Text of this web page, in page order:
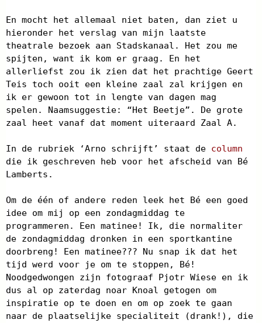
En mocht het allemaal niet baten, dan ziet u
hieronder het verslag van mijn laatste
theatrale bezoek aan Stadskanaal. Het zou me
spijten, want ik kom er graag. En het
allerliefst zou ik zien dat het prachtige Geert
Teis toch ooit een kleine zaal zal krijgen en
ik er gewoon tot in lengte van dagen mag
spelen. Naamsuggestie: “Het Beetje”. De grote
zaal heet vanaf dat moment uiteraard Zaal A.
In de rubriek ‘Arno schrijft’ staat de column
die ik geschreven heb voor het afscheid van Bé
Lamberts.
Om de één of andere reden leek het Bé een goed
idee om mij op een zondagmiddag te
programmeren. Een matinee! Ik, die normaliter
de zondagmiddag dronken in een sportkantine
doorbreng! Een matinee??? Nu snap ik dat het
tijd werd voor je om te stoppen, Bé!
Noodgedwongen zijn fotograaf Pjotr Wiese en ik
dus al op zaterdag noar Knoal getogen om
inspiratie op te doen en om op zoek te gaan
naar de plaatselijke specialiteit (drank!), die